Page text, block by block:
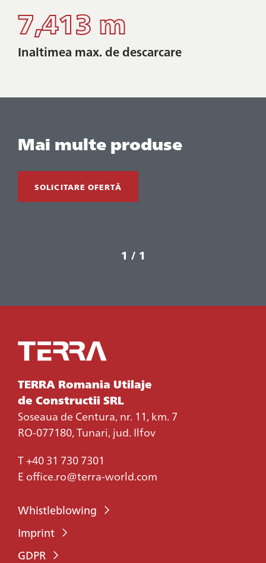
7,413 m
Inaltimea max. de descarcare
Mai multe produse
SOLICITARE OFERTĂ
1 / 1
TERRA Romania Utilaje
de Constructii SRL
Soseaua de Centura, nr. 11, km. 7
RO-077180, Tunari, jud. Ilfov
T+40 31 730 7301
E office.ro@terra-world.com
Whistleblowing
Imprint
GDPR